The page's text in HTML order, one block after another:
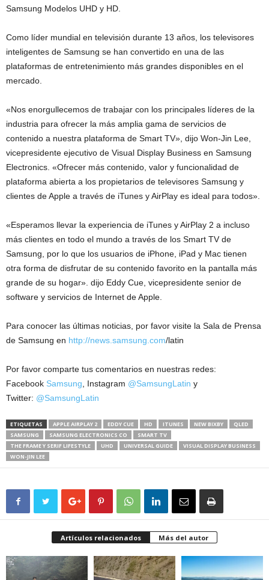
Samsung Modelos UHD y HD.
Como líder mundial en televisión durante 13 años, los televisores
inteligentes de Samsung se han convertido en una de las
plataformas de entretenimiento más grandes disponibles en el
mercado.
«Nos enorgullecemos de trabajar con los principales líderes de la
industria para ofrecer la más amplia gama de servicios de
contenido a nuestra plataforma de Smart TV», dijo Won-Jin Lee,
vicepresidente ejecutivo de Visual Display Business en Samsung
Electronics. «Ofrecer más contenido, valor y funcionalidad de
plataforma abierta a los propietarios de televisores Samsung y
clientes de Apple a través de iTunes y AirPlay es ideal para todos».
«Esperamos llevar la experiencia de iTunes y AirPlay 2 a incluso
más clientes en todo el mundo a través de los Smart TV de
Samsung, por lo que los usuarios de iPhone, iPad y Mac tienen
otra forma de disfrutar de su contenido favorito en la pantalla más
grande de su hogar». dijo Eddy Cue, vicepresidente senior de
software y servicios de Internet de Apple.
Para conocer las últimas noticias, por favor visite la Sala de Prensa
de Samsung en http://news.samsung.com/latin
Por favor comparte tus comentarios en nuestras redes:
Facebook Samsung , Instagram @SamsungLatin y
Twitter: @SamsungLatin
ETIQUETAS APPLE AIRPLAY 2 EDDY CUE HD ITUNES NEW BIXBY
QLED
SAMSUNG
SAMSUNG ELECTRONICS CO
SMART TV
THE FRAME Y SERIF LIFESTYLE
UHD UNIVERSAL GUIDE
VISUAL DISPLAY BUSINESS
WON-JIN LEE
Artículos relacionados Más del autor